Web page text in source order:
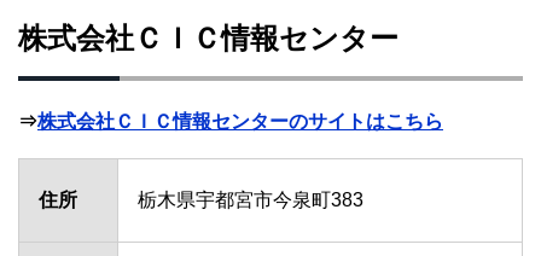
株式会社ＣＩＣ情報センター
⇒株式会社ＣＩＣ情報センターのサイトはこちら
住所 栃木県宇都宮市今泉町383